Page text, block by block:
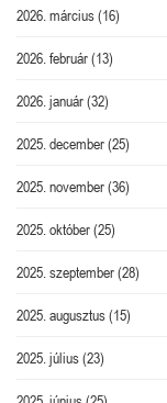
2026. március(16)
2026. február(13)
2026. január(32)
2025. december(25)
2025. november(36)
2025. október(25)
2025. szeptember(28)
2025. augusztus(15)
2025. július(23)